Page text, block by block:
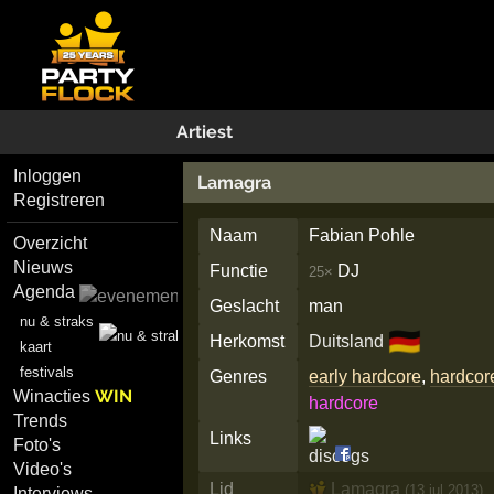
Artiest
Inloggen
Registreren
Overzicht
Nieuws
Agenda
nu & straks
kaart
festivals
WinactiesWIN
Trends
Foto's
Video's
Lamagra
Naam
Fabian Pohle
Functie
25× DJ
Geslacht
man
Herkomst
Duitsland 🇩🇪
Genres early hardcore,
hardcore
Links
Lid Lamagra (13 jul 2013)